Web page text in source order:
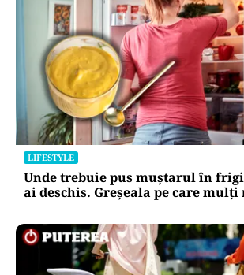
LIFESTYLE
Unde trebuie pus muștarul în
ai deschis. Greșeala pe care mulți